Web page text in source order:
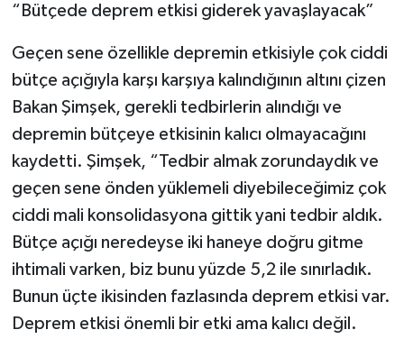
“Bütçede deprem etkisi giderek yavaşlayacak”
Geçen sene özellikle depremin etkisiyle çok ciddi
bütçe açığıyla karşı karşıya kalındığının altını çizen
Bakan Şimşek, gerekli tedbirlerin alındığı ve
depremin bütçeye etkisinin kalıcı olmayacağını
kaydetti. Şimşek, “Tedbir almak zorundaydık ve
geçen sene önden yüklemeli diyebileceğimiz çok
ciddi mali konsolidasyona gittik yani tedbir aldık.
Bütçe açığı neredeyse iki haneye doğru gitme
ihtimali varken, biz bunu yüzde 5,2 ile sınırladık.
Bunun üçte ikisinden fazlasında deprem etkisi var.
Deprem etkisi önemli bir etki ama kalıcı değil.